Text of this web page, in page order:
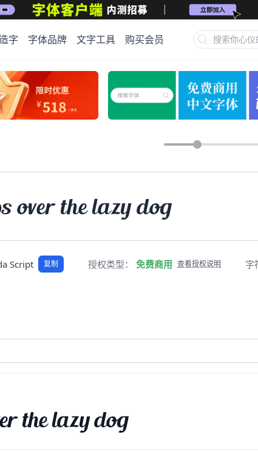
字 字体品牌 文字工具 购买会员
over the lazy dog
Script 复制 授权类型： 免费商用 查看授权说明 字
the lazy dog